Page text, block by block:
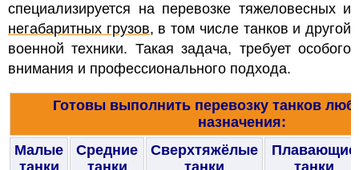
специализируется на перевозке тяжеловесных и
негабаритных грузов, в том числе танков и другой
военной техники. Такая задача, требует особого
внимания и профессионального подхода.
Готовы выполнить перевозку танков
назначения:
Малые
Средние
Сверхтяжёлые
Плавающие